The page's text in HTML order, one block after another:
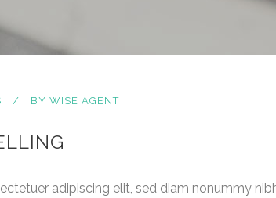
BY WISE AGENT
adipiscing elit, sed diam nonummy